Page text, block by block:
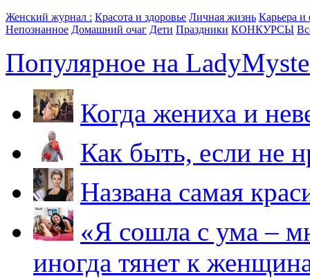
Женский журнал : Красота и здоровье Личная жизнь Карьера
Непознанное Домашний очаг Дети Праздники КОНКУРСЫ
Популярное на
Когда жениха и
Как быть, если не
Названа самая
«Я сошла с ума –
иногда тянет к